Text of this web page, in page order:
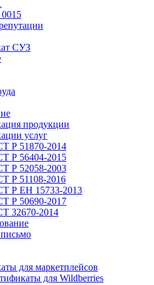
СУЗ
продукции
услуг
Р 51870-2014
Р 56404-2015
Р 52058-2003
Р 51108-2016
Р ЕН 15733-2013
Р 50690-2017
32670-2014
для маркетплейсов
для Wildberries